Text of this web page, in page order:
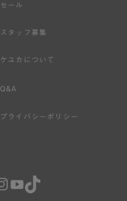
セール
スタッフ募集
ケユカについて
Q&A
プライバシーポリシー